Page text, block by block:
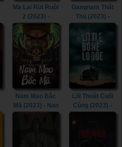
Ma Lai Rút Ruột
2 (2023) -
Inhuman Kiss 2
(2023)
Gangnam Thất
Thủ (2023) -
Zombie (2023)
Nam Mao Bắc
Mã (2023) - Nan
Lối Thoát Cuối
Cùng (2023) -
Lodge (2023)